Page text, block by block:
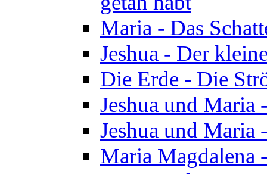
Maria - Das
Jeshua - Der
Die Erde - Die
Jeshua und Maria
Jeshua und Maria
Maria Magdalena